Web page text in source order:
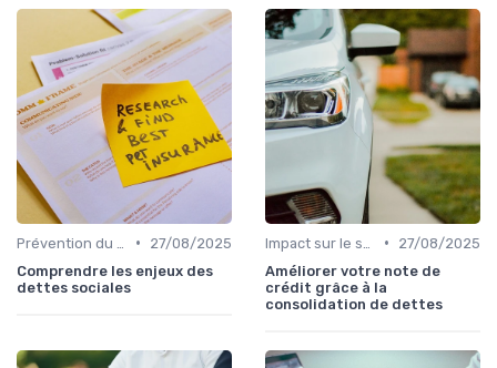
•
27/08/2025
Comprendre les enjeux des
dettes sociales
•
27/08/2025
Améliorer votre note de
crédit grâce à la
consolidation de dettes